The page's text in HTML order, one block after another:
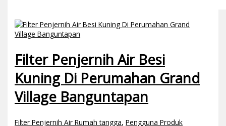
Filter Penjernih Air Besi
Kuning Di Perumahan Grand
Village Banguntapan
Filter Penjernih Air Rumah tangga,Pengguna Produk